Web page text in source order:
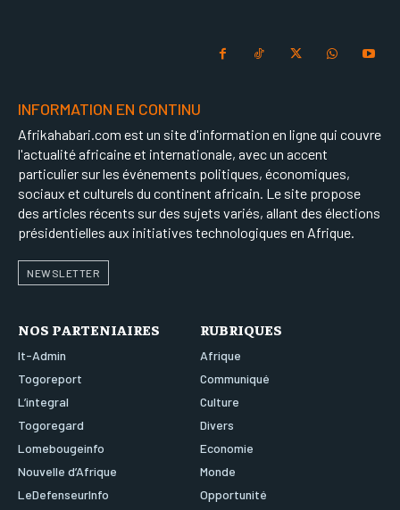
INFORMATION EN CONTINU
Afrikahabari.com est un site d'information en ligne qui couvre
l'actualité africaine et internationale, avec un accent
particulier sur les événements politiques, économiques,
sociaux et culturels du continent africain. Le site propose
des articles récents sur des sujets variés, allant des élections
présidentielles aux initiatives technologiques en Afrique.
NEWSLETTER
NOS PARTENIAIRES
It-Admin
Togoreport
L’integral
Togoregard
Lomebougeinfo
Nouvelle d’Afrique
LeDefenseurInfo
RUBRIQUES
Afrique
Communiqué
Culture
Divers
Economie
Monde
Opportunité